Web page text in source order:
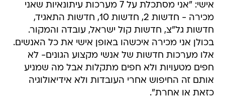
אישי: "אני מסתכלת על 7 מערכות עיתונאיות שאני
מכירה - חדשות 2, חדשות 10, חדשות התאגיד,
חדשות גל"צ, חדשות קול ישראל, עובדה והמקור.
בכולן אני מכירה איכשהו באופן אישי את כל האנשים.
אלו מערכות חדשות של אנשי מקצוע הגונים- לא
חפים מטעויות ולא חפים מתקלות אבל מה שמניע
אותם זה החיפוש אחרי העובדות ולא אידיאולוגיה
כזאת או אחרת".